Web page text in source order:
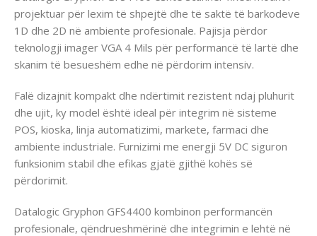
projektuar për lexim të shpejtë dhe të saktë të barkodeve
1D dhe 2D në ambiente profesionale. Pajisja përdor
teknologji imager VGA 4 Mils për performancë të lartë dhe
skanim të besueshëm edhe në përdorim intensiv.
Falë dizajnit kompakt dhe ndërtimit rezistent ndaj pluhurit
dhe ujit, ky model është ideal për integrim në sisteme
POS, kioska, linja automatizimi, markete, farmaci dhe
ambiente industriale. Furnizimi me energji 5V DC siguron
funksionim stabil dhe efikas gjatë gjithë kohës së
përdorimit.
Datalogic Gryphon GFS4400 kombinon performancën
profesionale, qëndrueshmërinë dhe integrimin e lehtë në